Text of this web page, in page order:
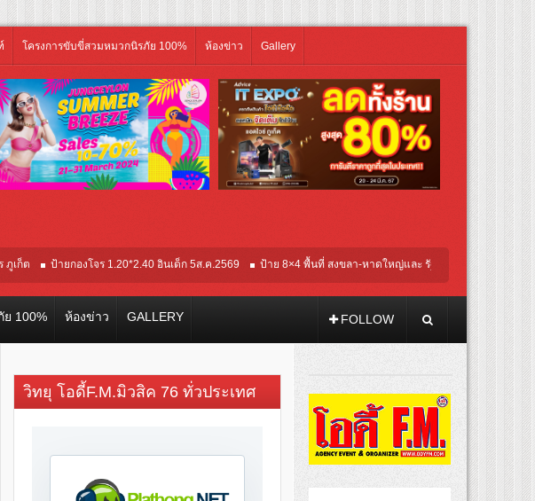
โครงการขับขี่สวมหมวกนิรภัย 100% ห้องข่าว Gallery
กองโจร 1.20*2.40 อินเด็ก 5ส.ค.2569 ป้าย 8×4 พื้นที่ สงขลา-หาดใหญ่และ รัฐภูมิ-หาดใหญ่ ป้าย 8×4 พื้นที่
100% ห้องข่าว GALLERY FOLLOW
วิทยุ โอดี้F.M.มิวสิค 76 ทั่วประเทศ